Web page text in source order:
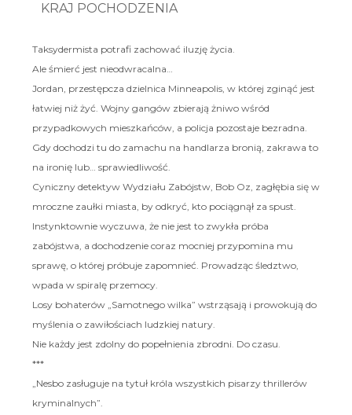
KRAJ POCHODZENIA
Taksydermista potrafi zachować iluzję życia.
Ale śmierć jest nieodwracalna…
Jordan, przestępcza dzielnica Minneapolis, w której zginąć jest
łatwiej niż żyć. Wojny gangów zbierają żniwo wśród
przypadkowych mieszkańców, a policja pozostaje bezradna.
Gdy dochodzi tu do zamachu na handlarza bronią, zakrawa to
na ironię lub… sprawiedliwość.
Cyniczny detektyw Wydziału Zabójstw, Bob Oz, zagłębia się w
mroczne zaułki miasta, by odkryć, kto pociągnął za spust.
Instynktownie wyczuwa, że nie jest to zwykła próba
zabójstwa, a dochodzenie coraz mocniej przypomina mu
sprawę, o której próbuje zapomnieć. Prowadząc śledztwo,
wpada w spiralę przemocy.
Losy bohaterów „Samotnego wilka” wstrząsają i prowokują do
myślenia o zawiłościach ludzkiej natury.
Nie każdy jest zdolny do popełnienia zbrodni. Do czasu.
***
„Nesbo zasługuje na tytuł króla wszystkich pisarzy thrillerów
kryminalnych”.